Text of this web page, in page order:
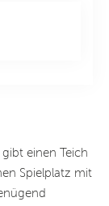
einen Teich
Spielplatz mit